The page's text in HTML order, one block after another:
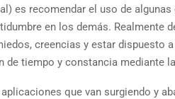
es recomendar el uso de
en los demás. Realmente
creencias y estar dispuesto
de tiempo y constancia mediante la
que van surgiendo y